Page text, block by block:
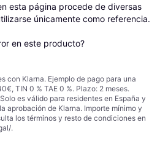
esta página procede de diversas
únicamente como referencia.
en este producto?
con Klarna. Ejemplo de pago para una
TIN 0 % TAE 0 %. Plazo: 2 meses.
es válido para residentes en España y
aprobación de Klarna. Importe mínimo y
los términos y resto de condiciones en
.